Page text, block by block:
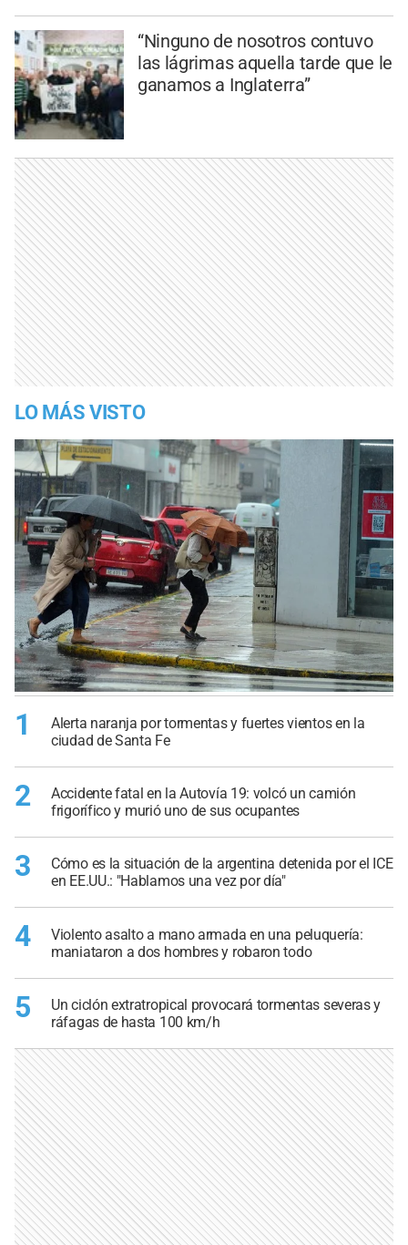
“Ninguno de nosotros contuvo
las lágrimas aquella tarde que le
ganamos a Inglaterra”
LO MÁS VISTO
1
Alerta naranja por tormentas y fuertes vientos en la
ciudad de Santa Fe
2
Accidente fatal en la Autovía 19: volcó un camión
frigorífico y murió uno de sus ocupantes
3
Cómo es la situación de la argentina detenida por el ICE
en EE.UU.: "Hablamos una vez por día"
4
Violento asalto a mano armada en una peluquería:
maniataron a dos hombres y robaron todo
5
Un ciclón extratropical provocará tormentas severas y
ráfagas de hasta 100 km/h